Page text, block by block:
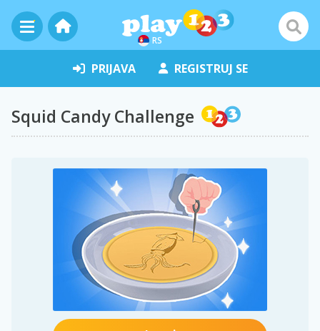
RS
PRIJAVA REGISTRUJ SE
Squid Candy Challenge